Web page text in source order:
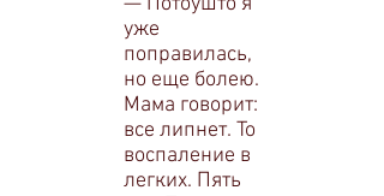
уже
поправилась,
но еще болею.
Ма­ма говорит:
все липнет. То
воспаление в
легких. Пять